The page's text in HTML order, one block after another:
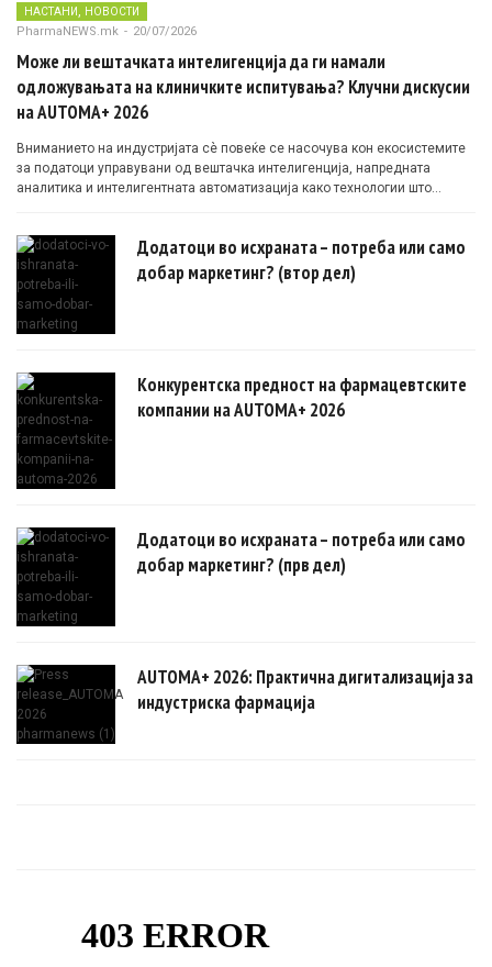
НАСТАНИ, НОВОСТИ
PharmaNEWS.mk - 20/07/2026
Може ли вештачката интелигенција да ги намали
одложувањата на клиничките испитувања? Клучни дискусии
на AUTOMA+ 2026
Вниманието на индустријата сè повеќе се насочува кон екосистемите
за податоци управувани од вештачка интелигенција, напредната
аналитика и интелигентната автоматизација како технологии што
Додатоци во исхраната – потреба или само
добар маркетинг? (втор дел)
Конкурентска предност на фармацевтските
компании на AUTOMA+ 2026
Додатоци во исхраната – потреба или само
добар маркетинг? (прв дел)
AUTOMA+ 2026: Практична дигитализација за
индустриска фармација